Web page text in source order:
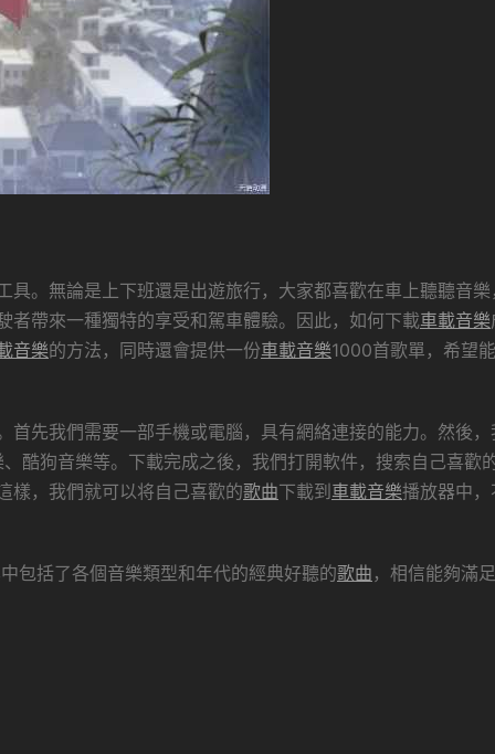
。無論是上下班還是出遊旅行，大家都喜歡在車上聽聽音樂
者帶來一種獨特的享受和駕車體驗。因此，如何下載車載音樂
音樂的方法，同時還會提供一份車載音樂1000首歌單，希望
首先我們需要一部手機或電腦，具有網絡連接的能力。然後，
酷狗音樂等。下載完成之後，我們打開軟件，搜索自己喜歡
樣，我們就可以将自己喜歡的歌曲下載到 車載音樂播放器中，
包括了各個音樂類型和年代的經典好聽的歌曲 ，相信能夠滿